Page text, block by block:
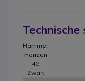
Hammer
Horizon
4G
Zwart